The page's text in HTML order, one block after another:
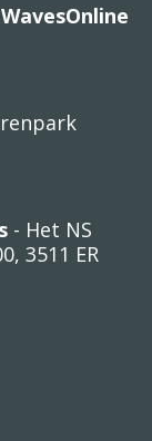
- Het NS
3511 ER